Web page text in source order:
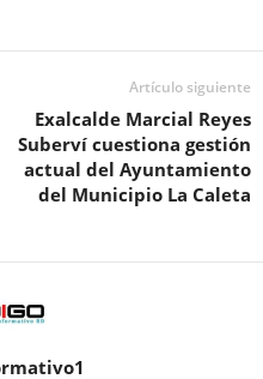
Artículo siguiente
Exalcalde Marcial Reyes
Suberví cuestiona gestión
actual del Ayuntamiento
del Municipio La Caleta